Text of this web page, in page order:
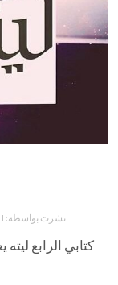
نشرت بواسطة:
كتابي الرابع